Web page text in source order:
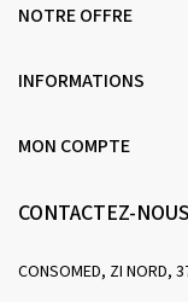
NOTRE OFFRE
INFORMATIONS
MON COMPTE
CONTACTEZ-NOUS
CONSOMED, ZI NORD,